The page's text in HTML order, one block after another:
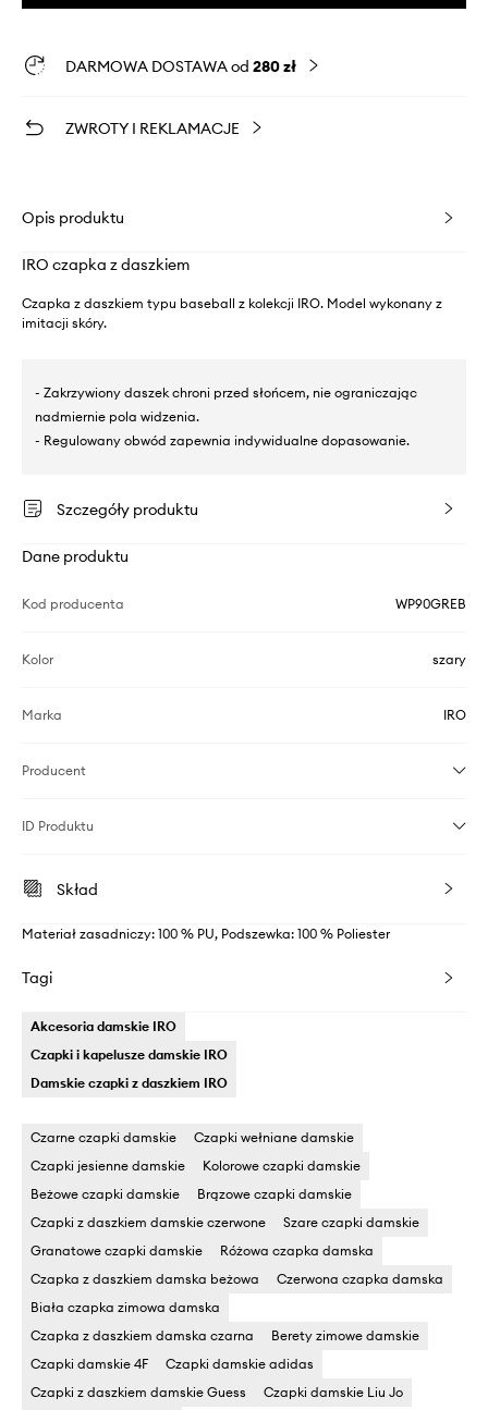
DARMOWA DOSTAWA od 280 zł
ZWROTY I REKLAMACJE
Opis produktu
IRO czapka z daszkiem
Czapka z daszkiem typu baseball z kolekcji IRO. Model wykonany z
imitacji skóry.
- Zakrzywiony daszek chroni przed słońcem, nie ograniczając
nadmiernie pola widzenia.
- Regulowany obwód zapewnia indywidualne dopasowanie.
Szczegóły produktu
Dane produktu
Kod producenta WP90GREB
Kolor szary
Marka IRO
Producent
ID Produktu
Skład
Materiał zasadniczy: 100 % PU, Podszewka: 100 % Poliester
Tagi
Akcesoria damskie IRO
Czapki i kapelusze damskie IRO
Damskie czapki z daszkiem IRO
Czarne czapki damskie
Czapki wełniane damskie
Czapki jesienne damskie
Kolorowe czapki damskie
Beżowe czapki damskie
Brązowe czapki damskie
Czapki z daszkiem damskie czerwone
Szare czapki damskie
Granatowe czapki damskie
Różowa czapka damska
Czapka z daszkiem damska beżowa
Czerwona czapka damska
Biała czapka zimowa damska
Czapka z daszkiem damska czarna
Berety zimowe damskie
Czapki damskie 4F
Czapki damskie adidas
Czapki z daszkiem damskie Guess
Czapki damskie Liu Jo